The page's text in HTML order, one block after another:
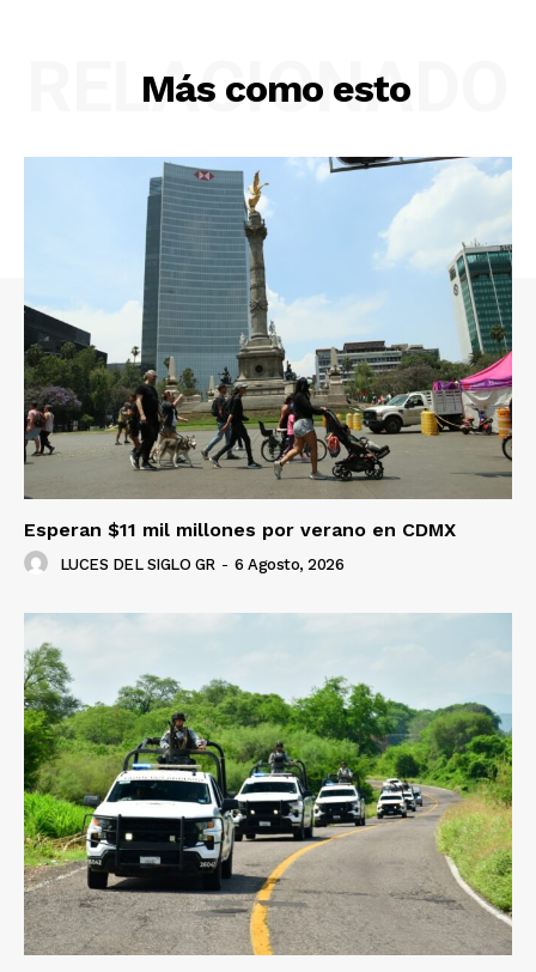
Más como esto
RELACIONADO
Esperan $11 mil millones por verano en CDMX
LUCES DEL SIGLO GR - 6 Agosto, 2026